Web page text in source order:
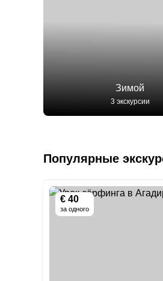
Зимой
3 экскурсии
Популярные
€ 40
за одного